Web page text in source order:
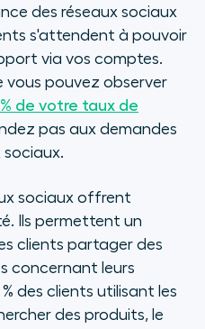
des réseaux sociaux
s'attendent à pouvoir
via vos comptes.
vous pouvez observer
de votre taux de
pas aux demandes
sociaux.
sociaux offrent
Ils permettent un
clients partager des
concernant leurs
des clients utilisant les
des produits, le